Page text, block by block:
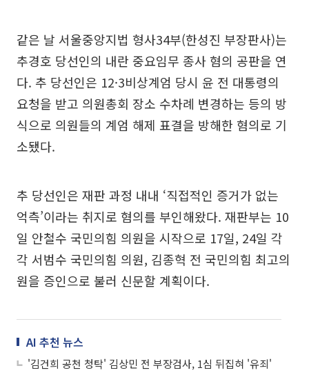
같은 날 서울중앙지법 형사34부(한성진 부장판사)는
추경호 당선인의 내란 중요임무 종사 혐의 공판을 연
다. 추 당선인은 12·3비상계엄 당시 윤 전 대통령의
요청을 받고 의원총회 장소 수차례 변경하는 등의 방
식으로 의원들의 계엄 해제 표결을 방해한 혐의로 기
소됐다.
추 당선인은 재판 과정 내내 ‘직접적인 증거가 없는
억측’이라는 취지로 혐의를 부인해왔다. 재판부는 10
일 안철수 국민의힘 의원을 시작으로 17일, 24일 각
각 서범수 국민의힘 의원, 김종혁 전 국민의힘 최고의
원을 증인으로 불러 신문할 계획이다.
AI 추천 뉴스
'김건희 공천 청탁' 김상민 전 부장검사, 1심 뒤집혀 '유죄'